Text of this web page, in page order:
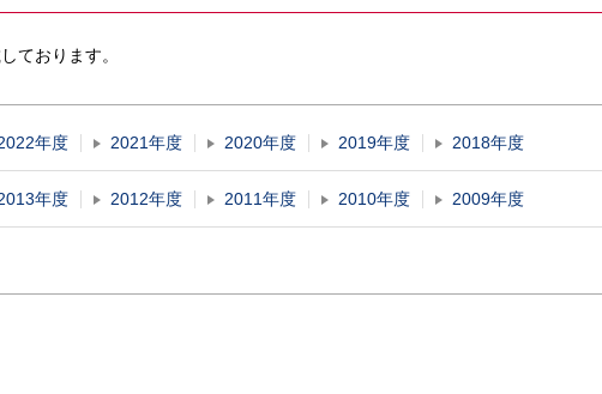
ております。
年度 2021年度 2020年度 2019年度 2018年度
年度 2012年度 2011年度 2010年度 2009年度